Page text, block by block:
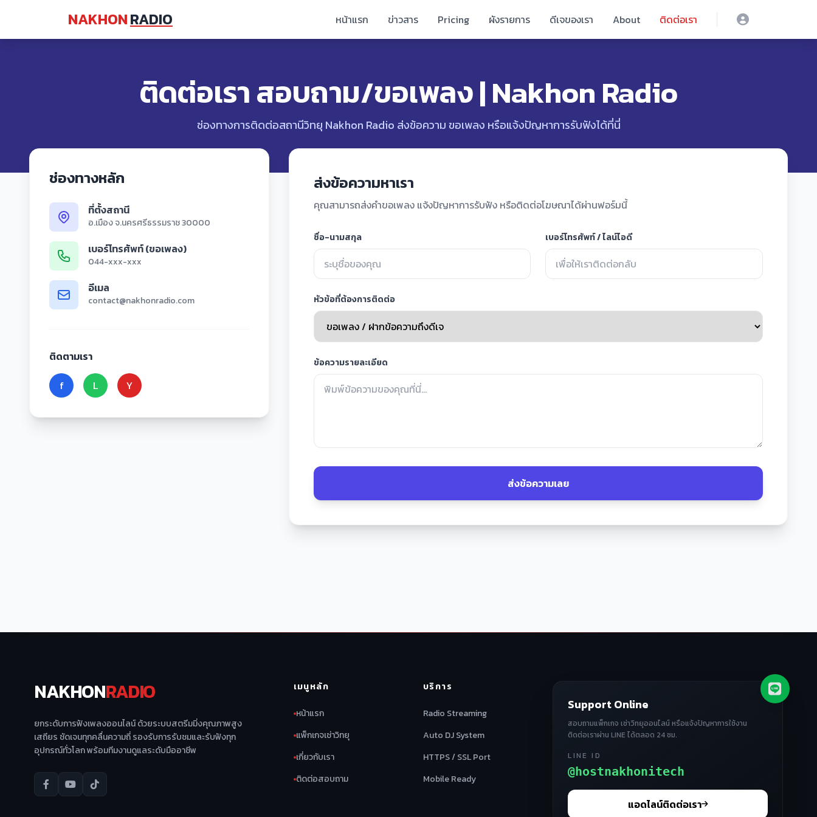
NAKHONRADIO หน้าแรก ข่าวสาร Pricing ผังรายการ ดีเจของเรา About ติดต่อเรา
ติดต่อเรา สอบถาม/ขอเพลง | Nakhon Radio
ช่องทางการติดต่อสถานีวิทยุ Nakhon Radio ส่งข้อความ ขอเพลง หรือแจ้งปัญหาการรับฟังได้ที่นี่
ช่องทางหลัก
ที่ตั้งสถานี
อ.เมือง จ.นครศรีธรรมราช 30000
เบอร์โทรศัพท์ (ขอเพลง)
044-xxx-xxx
อีเมล
contact@nakhonradio.com
ติดตามเรา
f
L Y
ส่งข้อความหาเรา
คุณสามารถส่งคำขอเพลง แจ้งปัญหาการรับฟัง หรือติดต่อโฆษณาได้ผ่านฟอร์มนี้
ชื่อ-นามสกุล เบอร์โทรศัพท์ / ไลน์ไอดี
หัวข้อที่ต้องการติดต่อ
ข้อความรายละเอียด
ส่งข้อความเลย
NAKHONRADIO
ยกระดับการฟังเพลงออนไลน์ ด้วยระบบสตรีมมิ่งคุณภาพสูง
เสถียร ชัดเจนทุกคลื่นความถี่ รองรับการรับชมและรับฟังทุก
อุปกรณ์ทั่วโลก พร้อมทีมงานดูแลระดับมืออาชีพ
เมนูหลัก
หน้าแรก
แพ็กเกจเช่าวิทยุ
เกี่ยวกับเรา
ติดต่อสอบถาม
บริการ
Radio Streaming
Auto DJ System
HTTPS / SSL Port
Mobile Ready
Support Online
สอบถามแพ็กเกจ เช่าวิทยุออนไลน์ หรือแจ้งปัญหาการใช้งาน
ติดต่อเราผ่าน LINE ได้ตลอด 24 ชม.
LINE ID
@hostnakhonitech
แอดไลน์ติดต่อเรา